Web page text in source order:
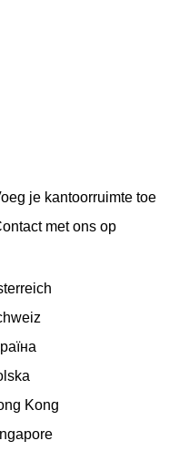
je kantoorruimte toe
met ons op
Kong